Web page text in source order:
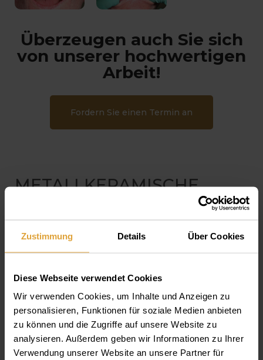
Zustimmung Details Über Cookies
Diese Webseite verwendet Cookies
Wir verwenden Cookies, um Inhalte und Anzeigen zu
personalisieren, Funktionen für soziale Medien anbieten
zu können und die Zugriffe auf unsere Website zu
analysieren. Außerdem geben wir Informationen zu Ihrer
Verwendung unserer Website an unsere Partner für
Überzeugen auch Sie sich
von unserer hochwertigen
Arbeit!
Fordern Sie einen Termin an
METALLKERAMISCHE
UNTERKIEFER-
VOLLBRÜCKEN
Der 48 jährige österreichische Patient erschien an
unserer Zahnklinik zu einem Beratungstermin,
wo eine Röntgenaufnahme und ein Kostenplan
für metallkeramische Vollbrücken im Ober- und
Unterkiefer mit insgesamt 25 Kronen erstellt